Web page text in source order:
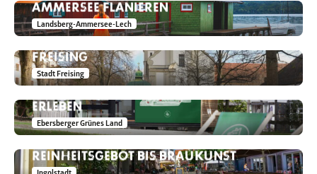
Landsberg-Ammersee-Lech
AMMERSEE FLANIEREN
Stadt Freising
WANDERWEG KULTUR UND NATUR IN
FREISING
Ebersberger Grünes Land
KÜNSTLERWEG UND
HERRMANNSDORFER LANDWERKSTÄTTEN
IN GLONN – KUNST & HANDWERK
ERLEBEN
INGOLSTÄDTER BIERRUNDGANG – VON
REINHEITSGEBOT BIS BRAUKUNST